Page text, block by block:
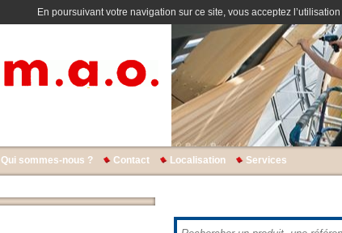
En poursuivant votre navigation sur ce site, vous acceptez
Qui sommes-nous ? Contact Localisation Services